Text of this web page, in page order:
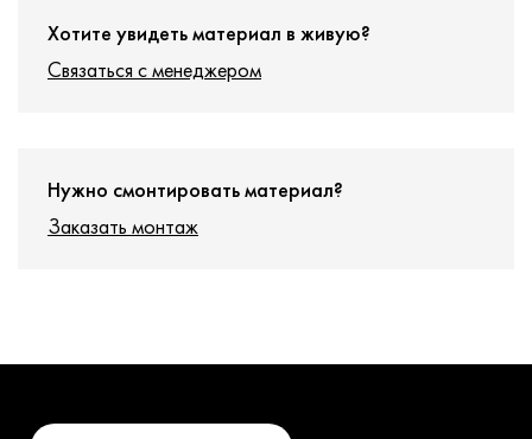
Хотите увидеть материал в живую?
Связаться с менеджером
Нужно смонтировать материал?
Заказать монтаж